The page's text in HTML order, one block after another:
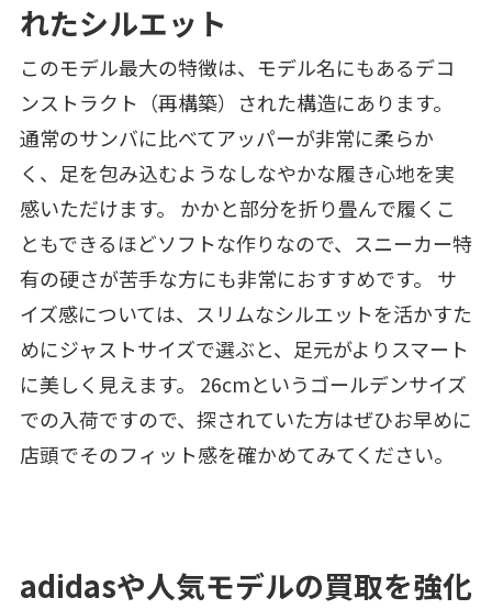
れたシルエット
このモデル最大の特徴は、モデル名にもあるデコ
ンストラクト（再構築）された構造にあります。
通常のサンバに比べてアッパーが非常に柔らか
く、足を包み込むようなしなやかな履き心地を実
感いただけます。 かかと部分を折り畳んで履くこ
ともできるほどソフトな作りなので、スニーカー特
有の硬さが苦手な方にも非常におすすめです。 サ
イズ感については、スリムなシルエットを活かすた
めにジャストサイズで選ぶと、足元がよりスマート
に美しく見えます。 26cmというゴールデンサイズ
での入荷ですので、探されていた方はぜひお早めに
店頭でそのフィット感を確かめてみてください。
adidasや人気モデルの買取を強化